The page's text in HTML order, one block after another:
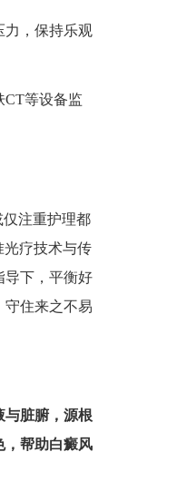
力，保持乐观
CT等设备监
注重护理都
光疗技术与传
导下，平衡好
守住来之不易
与脏腑，源根
，帮助白癜风